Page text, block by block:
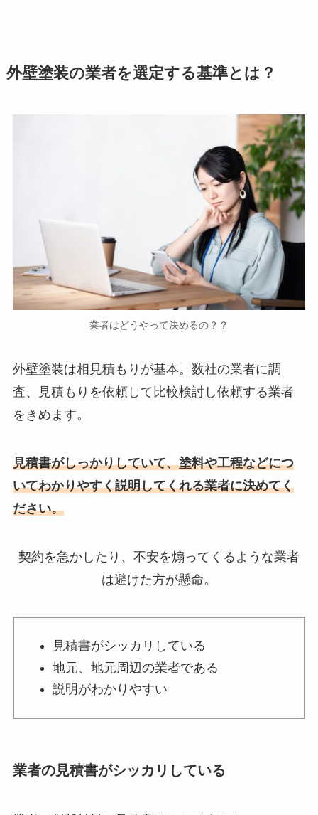
外壁塗装の業者を選定する基準とは？
業者はどうやって決めるの？？
外壁塗装は相見積もりが基本。数社の業者に調
査、見積もりを依頼して比較検討し依頼する業者
をきめます。
見積書がしっかりしていて、塗料や工程などにつ
いてわかりやすく説明してくれる業者に決めてく
ださい。
契約を急かしたり、不安を煽ってくるような業者
は避けた方が懸命。
見積書がシッカリしている
地元、地元周辺の業者である
説明がわかりやすい
業者の見積書がシッカリしている